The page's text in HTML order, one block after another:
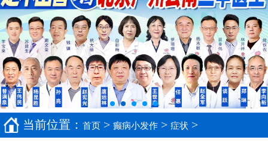
当前位置：首页 >癫病小发作 >症状 >